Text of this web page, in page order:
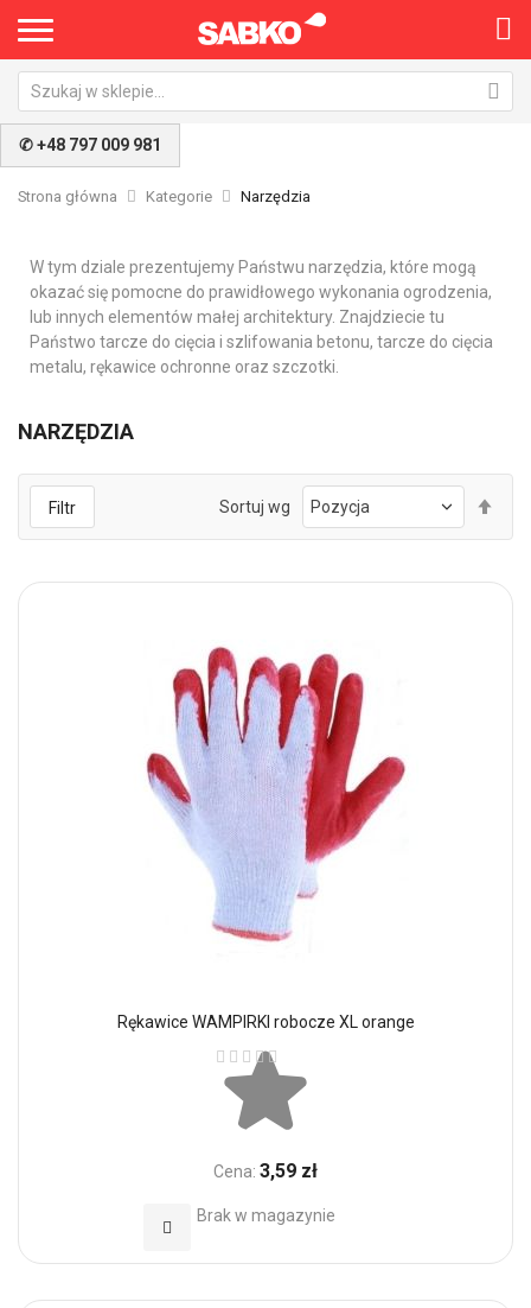
✆ +48 797 009 981
Strona główna Kategorie Narzędzia
W tym dziale prezentujemy Państwu narzędzia, które mogą
okazać się pomocne do prawidłowego wykonania ogrodzenia,
lub innych elementów małej architektury. Znajdziecie tu
Państwo tarcze do cięcia i szlifowania betonu, tarcze do cięcia
metalu, rękawice ochronne oraz szczotki.
NARZĘDZIA
Filtr Sortuj wg
Rękawice WAMPIRKI robocze XL orange
Ocena:
Cena: 3,59 zł
Brak w magazynie
Dodaj do Ulubionych